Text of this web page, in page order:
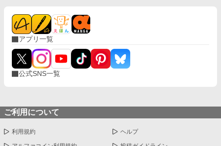
アプリ一覧
公式SNS一覧
ご利用について
利用規約 ヘルプ